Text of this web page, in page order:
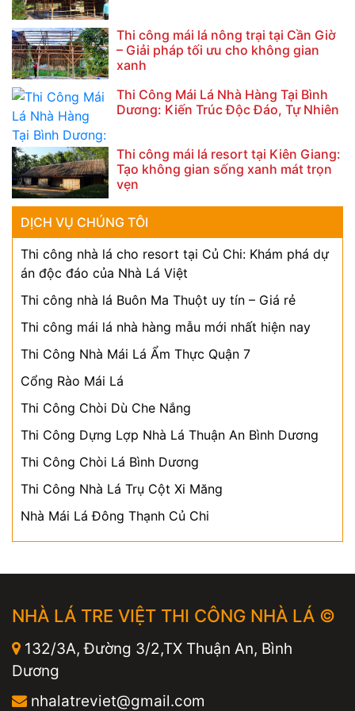
Thi công mái lá nông trại tại Cần Giờ
– Giải pháp tối ưu cho không gian
xanh
Thi Công Mái Lá Nhà Hàng Tại Bình
Dương: Kiến Trúc Độc Đáo, Tự Nhiên
Thi công mái lá resort tại Kiên Giang:
Tạo không gian sống xanh mát trọn
vẹn
DỊCH VỤ CHÚNG TÔI
Thi công nhà lá cho resort tại Củ Chi: Khám phá dự
án độc đáo của Nhà Lá Việt
Thi công nhà lá Buôn Ma Thuột uy tín – Giá rẻ
Thi công mái lá nhà hàng mẫu mới nhất hiện nay
Thi Công Nhà Mái Lá Ẩm Thực Quận 7
Cổng Rào Mái Lá
Thi Công Chòi Dù Che Nắng
Thi Công Dựng Lợp Nhà Lá Thuận An Bình Dương
Thi Công Chòi Lá Bình Dương
Thi Công Nhà Lá Trụ Cột Xi Măng
Nhà Mái Lá Đông Thạnh Củ Chi
NHÀ LÁ TRE VIỆT THI CÔNG NHÀ LÁ ©
132/3A, Đường 3/2,TX Thuận An, Bình
Dương
nhalatreviet@gmail.com